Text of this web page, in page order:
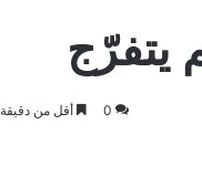
يتفرّج
0 أقل من دقيقة